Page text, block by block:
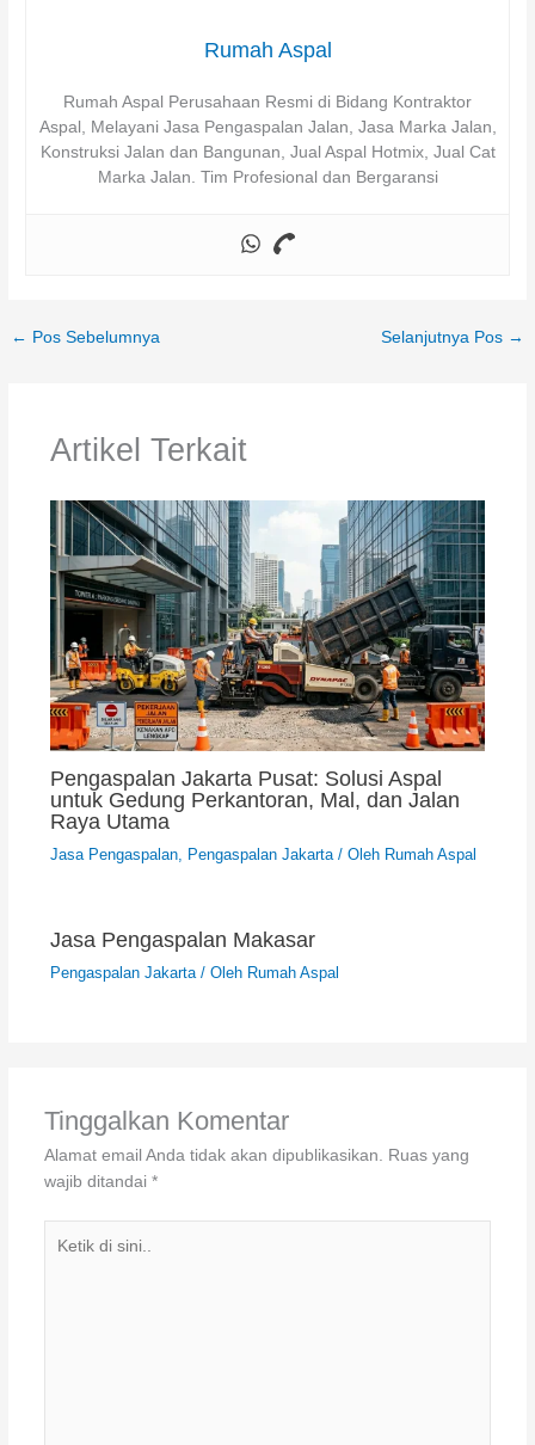
Rumah Aspal
Rumah Aspal Perusahaan Resmi di Bidang Kontraktor
Aspal, Melayani Jasa Pengaspalan Jalan, Jasa Marka Jalan,
Konstruksi Jalan dan Bangunan, Jual Aspal Hotmix, Jual Cat
Marka Jalan. Tim Profesional dan Bergaransi
← Pos Sebelumnya Selanjutnya Pos →
Artikel Terkait
Pengaspalan Jakarta Pusat: Solusi Aspal
untuk Gedung Perkantoran, Mal, dan Jalan
Raya Utama
Jasa Pengaspalan, Pengaspalan Jakarta/ Oleh Rumah Aspal
Jasa Pengaspalan Makasar
Pengaspalan Jakarta/ Oleh Rumah Aspal
Tinggalkan Komentar
Alamat email Anda tidak akan dipublikasikan. Ruas yang
wajib ditandai *